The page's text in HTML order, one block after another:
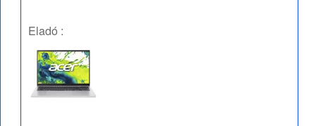
Eladó :